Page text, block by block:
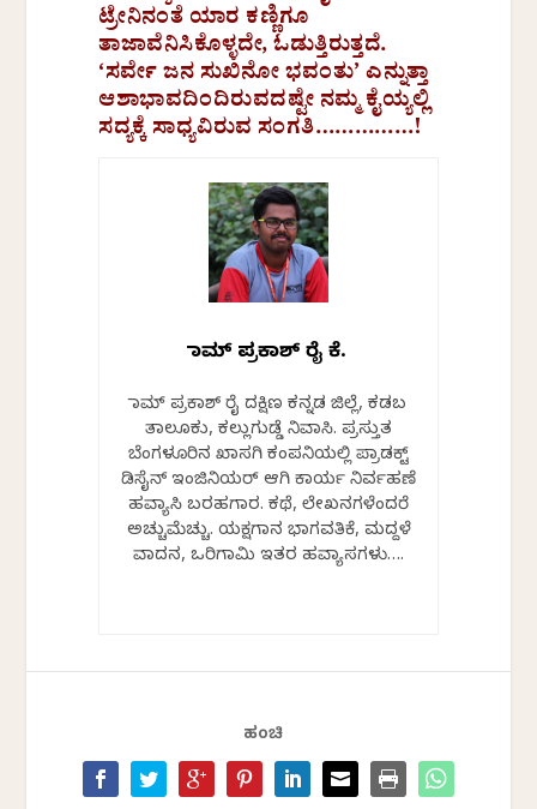
ಟ್ರೇನಿನಂತೆ ಯಾರ ಕಣ್ಣಿಗೂ
ತಾಜಾವೆನಿಸಿಕೊಳ್ಳದೇ, ಓಡುತ್ತಿರುತ್ತದೆ.
‘ಸರ್ವೇ ಜನ ಸುಖಿನೋ ಭವಂತು’ ಎನ್ನುತ್ತಾ
ಆಶಾಭಾವದಿಂದಿರುವದಷ್ಟೇ ನಮ್ಮ ಕೈಯ್ಯಲ್ಲಿ
ಸದ್ಯಕ್ಕೆ ಸಾಧ್ಯವಿರುವ ಸಂಗತಿ……………!
ರಾಮ್ ಪ್ರಕಾಶ್ ರೈ ಕೆ.
ರಾಮ್ ಪ್ರಕಾಶ್ ರೈ ದಕ್ಷಿಣ ಕನ್ನಡ ಜಿಲ್ಲೆ, ಕಡಬ
ತಾಲೂಕು, ಕಲ್ಲುಗುಡ್ಡೆ ನಿವಾಸಿ. ಪ್ರಸ್ತುತ
ಬೆಂಗಳೂರಿನ ಖಾಸಗಿ ಕಂಪನಿಯಲ್ಲಿ ಪ್ರಾಡಕ್ಟ್
ಡಿಸೈನ್ ಇಂಜಿನಿಯರ್ ಆಗಿ ಕಾರ್ಯ ನಿರ್ವಹಣೆ
ಹವ್ಯಾಸಿ ಬರಹಗಾರ. ಕಥೆ, ಲೇಖನಗಳೆಂದರೆ
ಅಚ್ಚುಮೆಚ್ಚು. ಯಕ್ಷಗಾನ ಭಾಗವತಿಕೆ, ಮದ್ದಳೆ
ವಾದನ, ಒರಿಗಾಮಿ ಇತರ ಹವ್ಯಾಸಗಳು….
ಹಂಚಿ